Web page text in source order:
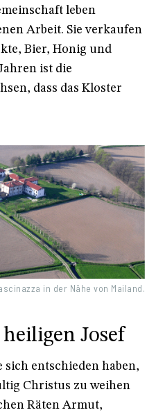
leben
Arbeit. Sie verkaufen
Bier, Honig und
ist die
dass das Kloster
in der Nähe von Mailand.
Josef
sich entschieden haben,
Christus zu weihen
Räten Armut,